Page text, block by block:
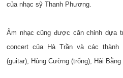
của nhạc sỹ Thanh Phương.
Âm nhạc cũng được căn chỉnh dựa
concert của Hà Trần và các thành
(guitar), Hùng Cường (trống), Hải Bằng